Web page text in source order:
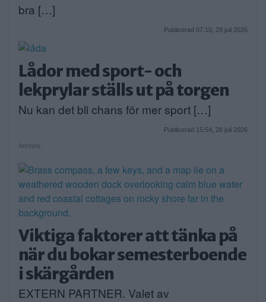
bra […]
Publicerad 07:10, 29 juli 2026
Lådor med sport- och
lekprylar ställs ut på torgen
Nu kan det bli chans för mer sport […]
Publicerad 15:54, 28 juli 2026
Annons:
Viktiga faktorer att tänka på
när du bokar semesterboende
i skärgården
EXTERN PARTNER. Valet av